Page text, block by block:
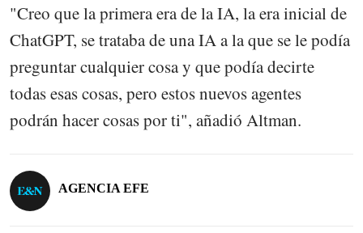
"Creo que la primera era de la IA, la era inicial de
ChatGPT, se trataba de una IA a la que se le podía
preguntar cualquier cosa y que podía decirte
todas esas cosas, pero estos nuevos agentes
podrán hacer cosas por ti", añadió Altman.
AGENCIA EFE